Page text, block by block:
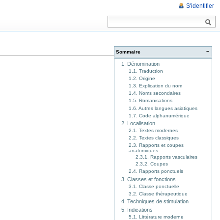
−
Sommaire
1. Dénomination
1.1. Traduction
1.2. Origine
1.3. Explication du nom
1.4. Noms secondaires
1.5. Romanisations
1.6. Autres langues asiatiques
1.7. Code alphanumérique
2. Localisation
2.1. Textes modernes
2.2. Textes classiques
2.3. Rapports et coupes
anatomiques
2.3.1. Rapports vasculaires
2.3.2. Coupes
2.4. Rapports ponctuels
3. Classes et fonctions
3.1. Classe ponctuelle
3.2. Classe thérapeutique
4. Techniques de stimulation
5. Indications
5.1. Littérature moderne
S'identifier